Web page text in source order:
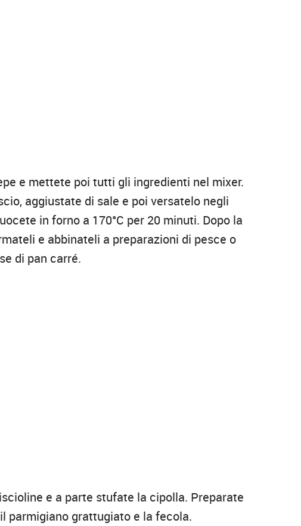
e mettete poi tutti gli ingredienti nel mixer.
aggiustate di sale e poi versatelo negli
in forno a 170°C per 20 minuti. Dopo la
e abbinateli a preparazioni di pesce o
di pan carré.
e a parte stufate la cipolla. Preparate
parmigiano grattugiato e la fecola.